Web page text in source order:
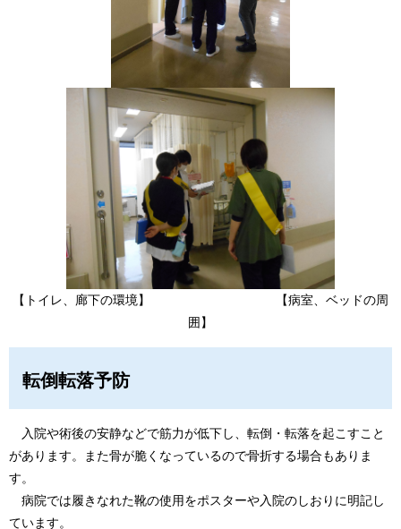
【トイレ、廊下の環境】 【病室、ベッドの周
囲】
転倒転落予防
入院や術後の安静などで筋力が低下し、転倒・転落を起こすこと
があります。また骨が脆くなっているので骨折する場合もありま
す。
病院では履きなれた靴の使用をポスターや入院のしおりに明記し
ています。